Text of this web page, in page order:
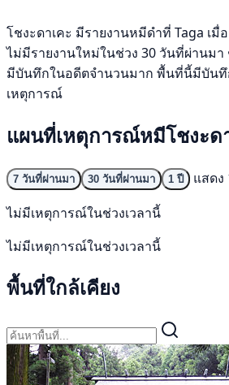
โชงะดาเคะ มีรายงานหมีดำที่ Taga เ
ไม่มีรายงานใหม่ในช่วง 30 วันที่ผ่านม
มีบันทึกในอดีตจำนวนมาก พื้นที่นี้มีบันทึ
เหตุการณ์
แผนที่เหตุการณ์หมีโชงะด
7 วันที่ผ่านมา 30 วันที่ผ่านมา 1 ปี
แสดง
ไม่มีเหตุการณ์ในช่วงเวลานี้
ไม่มีเหตุการณ์ในช่วงเวลานี้
พื้นที่ใกล้เคียง